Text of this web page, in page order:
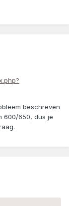
beschreven
600/650, dus je